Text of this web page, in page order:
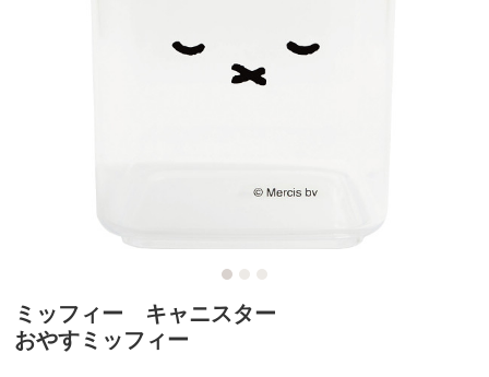
ミッフィー キャニスター
おやすミッフィー